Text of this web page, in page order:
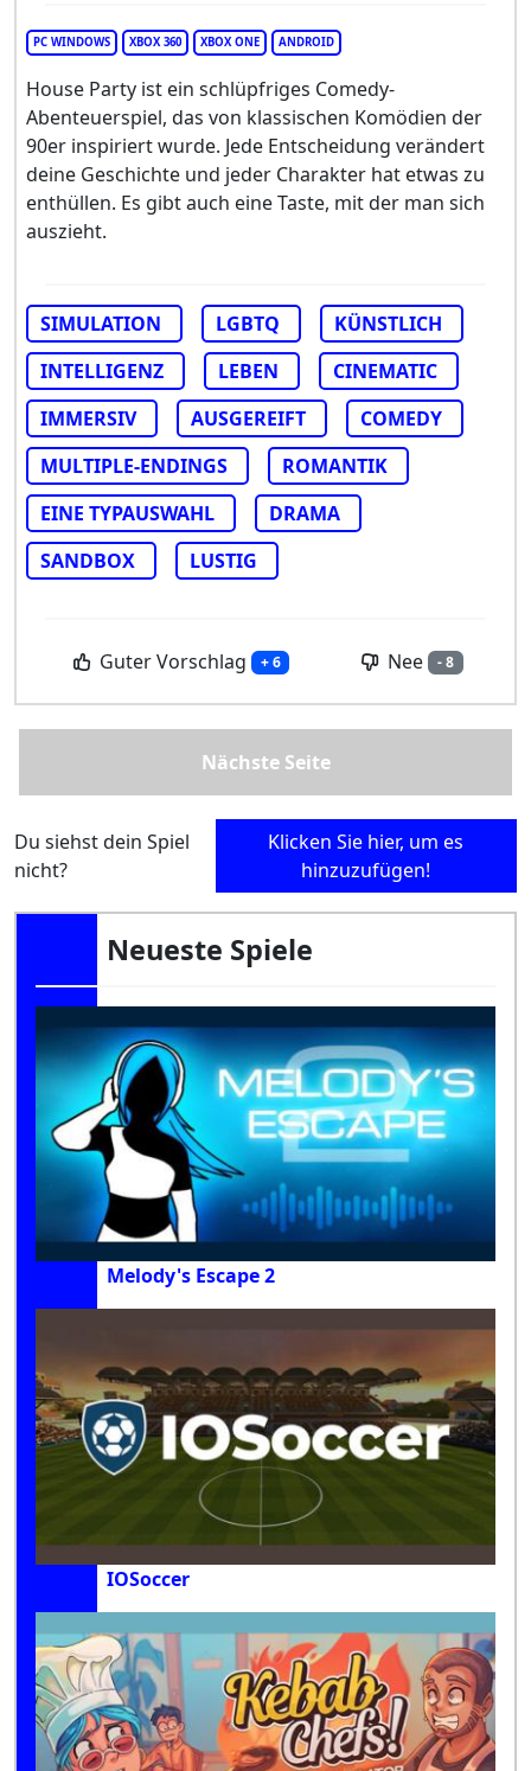
PC WINDOWS XBOX 360 XBOX ONE ANDROID
House Party ist ein schlüpfriges Comedy-
Abenteuerspiel, das von klassischen Komödien der
90er inspiriert wurde. Jede Entscheidung verändert
deine Geschichte und jeder Charakter hat etwas zu
enthüllen. Es gibt auch eine Taste, mit der man sich
auszieht.
SIMULATION LGBTQ
KÜNSTLICH
INTELLIGENZ
LEBEN
CINEMATIC
IMMERSIV
AUSGEREIFT
COMEDY
MULTIPLE-ENDINGS
ROMANTIK
EINE TYPAUSWAHL
DRAMA
SANDBOX
LUSTIG
Guter Vorschlag + 6 Nee - 8
Nächste Seite
Du siehst dein Spiel
nicht?
Klicken Sie hier, um es
hinzuzufügen!
Neueste Spiele
Melody's Escape 2
IOSoccer